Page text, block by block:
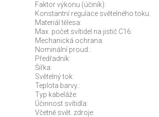
Faktor výkonu (účiník):
Konstantní regulace světelného toku:
Materiál tělesa:
Max. počet svítidel na jistič C16:
Mechanická ochrana:
Nominální proud.:
Předřadník:
Šířka:
Světelný tok:
Teplota barvy.:
Typ kabeláže:
Účinnost svítidla:
Včetně svět. zdroje: